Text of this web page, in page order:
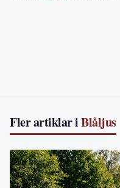
Fler artiklar iBlåljus